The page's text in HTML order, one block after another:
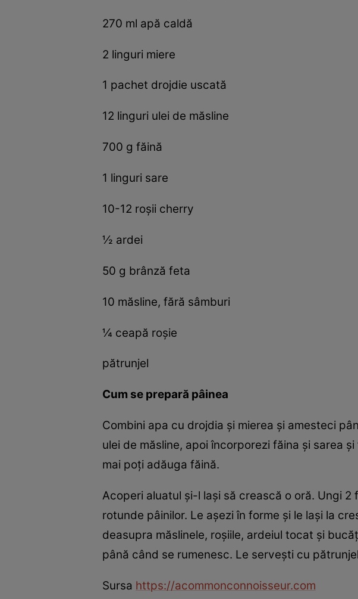
270 ml apă caldă
2 linguri miere
1 pachet drojdie uscată
12 linguri ulei de măsline
700 g făină
1 linguri sare
10-12 roşii cherry
½ ardei
50 g brânză feta
10 măsline, fără sâmburi
¼ ceapă roşie
pătrunjel
Cum se prepară pâinea
Combini apa cu drojdia şi mierea şi amesteci
ulei de măsline, apoi încorporezi făina şi sarea
mai poţi adăuga făină.
Acoperi aluatul şi-l laşi să crească o oră. Ungi
rotunde pâinilor. Le aşezi în forme şi le laşi la
deasupra măslinele, roşiile, ardeiul tocat şi
până când se rumenesc. Le serveşti cu
Sursa https://acommonconnoisseur.com